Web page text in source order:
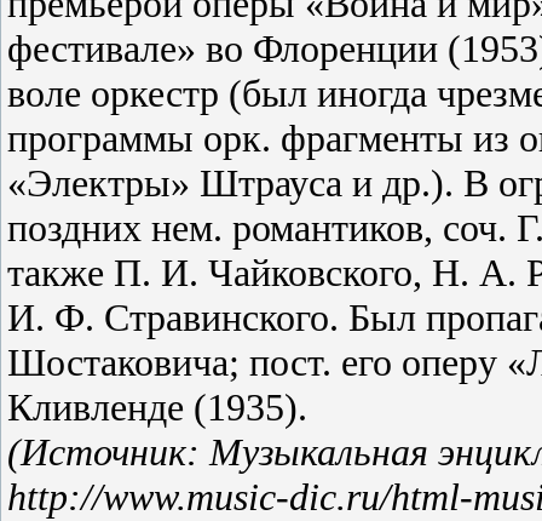
фестивале» во Флоренции
воле оркестр (был иногда
программы орк. фрагменты из
«Электры» Штрауса и др.). В
поздних нем. романтиков, соч.
также П. И. Чайковского, Н. А.
И. Ф. Стравинского. Был
Шостаковича; пост. его оперу
Кливленде (1935).
(Источник: Музыкальная
http://www.music-dic.ru/html-